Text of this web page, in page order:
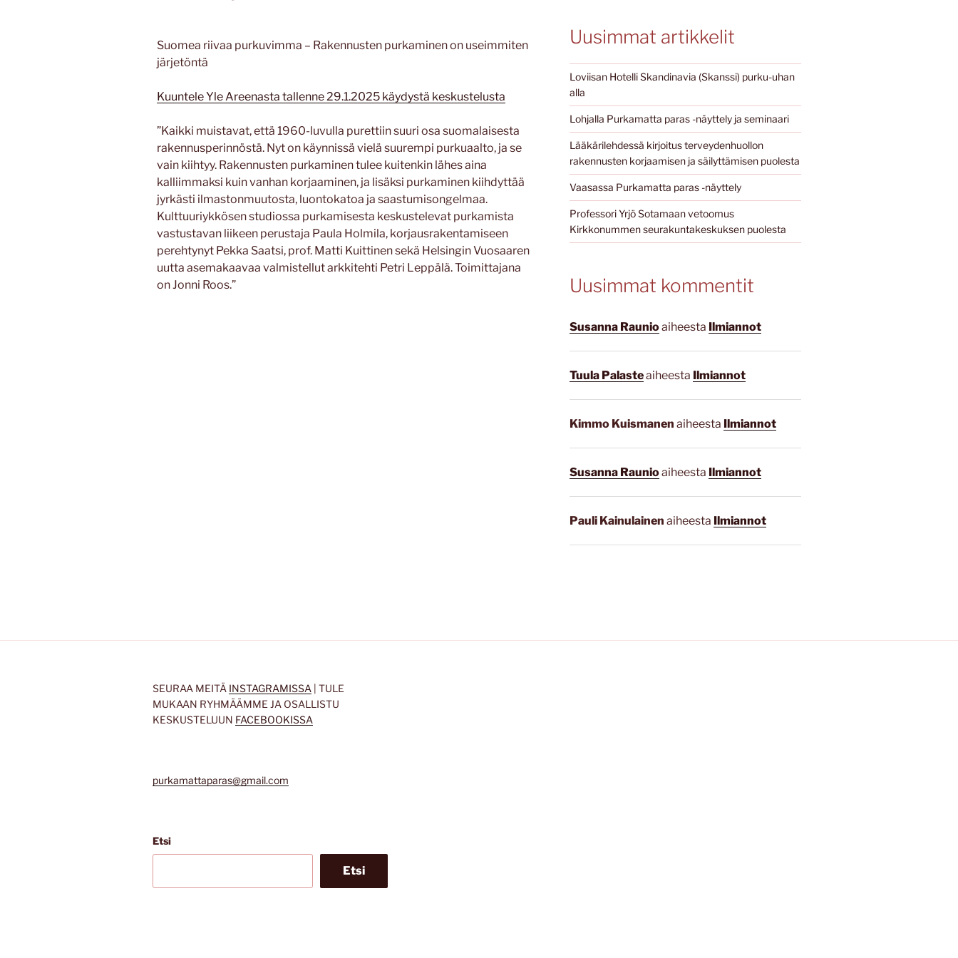
Suomea riivaa purkuvimma – Rakennusten purkaminen on useimmiten
järjetöntä
Kuuntele Yle Areenasta tallenne 29.1.2025 käydystä keskustelusta
”Kaikki muistavat, että 1960-luvulla purettiin suuri osa suomalaisesta
rakennusperinnöstä. Nyt on käynnissä vielä suurempi purkuaalto, ja se
vain kiihtyy. Rakennusten purkaminen tulee kuitenkin lähes aina
kalliimmaksi kuin vanhan korjaaminen, ja lisäksi purkaminen kiihdyttää
jyrkästi ilmastonmuutosta, luontokatoa ja saastumisongelmaa.
Kulttuuriykkösen studiossa purkamisesta keskustelevat purkamista
vastustavan liikeen perustaja Paula Holmila, korjausrakentamiseen
perehtynyt Pekka Saatsi, prof. Matti Kuittinen sekä Helsingin Vuosaaren
uutta asemakaavaa valmistellut arkkitehti Petri Leppälä. Toimittajana
on Jonni Roos.”
Uusimmat artikkelit
Loviisan Hotelli Skandinavia (Skanssi) purku-uhan
alla
Lohjalla Purkamatta paras -näyttely ja seminaari
Lääkärilehdessä kirjoitus terveydenhuollon
rakennusten korjaamisen ja säilyttämisen puolesta
Vaasassa Purkamatta paras -näyttely
Professori Yrjö Sotamaan vetoomus
Kirkkonummen seurakuntakeskuksen puolesta
Uusimmat kommentit
Susanna Raunioaiheesta Ilmiannot
Tuula Palasteaiheesta Ilmiannot
Kimmo Kuismanen aiheesta Ilmiannot
Susanna Raunioaiheesta Ilmiannot
Pauli Kainulainen aiheesta Ilmiannot
SEURAA MEITÄ INSTAGRAMISSA | TULE
MUKAAN RYHMÄÄMME JA OSALLISTU
KESKUSTELUUN FACEBOOKISSA
purkamattaparas@gmail.com
Etsi
Etsi